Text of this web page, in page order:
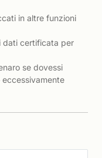
in altre funzioni
dati certificata per
se dovessi